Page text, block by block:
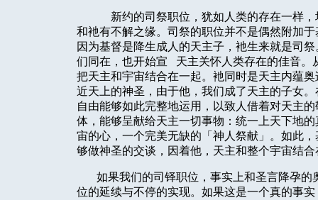
新约的司祭职位，犹如人类的存在一样
和衪有不解之缘。司祭的职位并不是偶然附加
因为基督是降生成人的天主子，衪生来就是司
们同在，也开始宣
天主关怀人类存在的佳音。
把天主和宇宙结合在一起。衪同时是天主内蕴
近天上的神圣，由于他，我们成了天主的子女
自由能够如此完整地运用，以致人借着对天主
体，能够呈献给天主一切事物：统一上天下地
宙的心，一个完美无缺的「神人祭献」。如此
够做神圣的交谈，因着他，天主和整个宇宙结
如果我们的司铎职位，事实上和圣言降孕
位的延续与不停的实现。如果这是一个真的事